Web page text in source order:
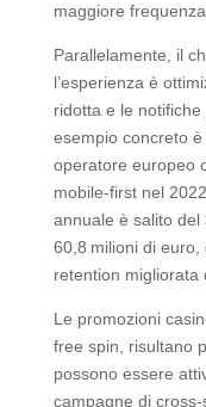
maggiore
Parallelamente, il
l’esperienza è
ridotta e le
esempio concreto è
operatore europeo
mobile‑first nel
annuale è salito del
60,8 milioni di euro,
retention migliorata
Le promozioni
free spin, risultano
possono essere
campagne di